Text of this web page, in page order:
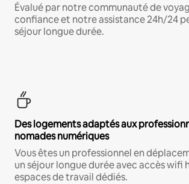
Évalué par notre communauté de
confiance et notre assistance 24h/24
séjour longue durée.
Des logements adaptés aux
nomades numériques
Vous êtes un professionnel en
un séjour longue durée avec accès wifi
espaces de travail dédiés.